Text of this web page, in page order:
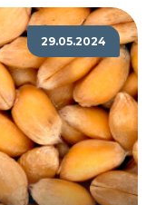
29.05.2024